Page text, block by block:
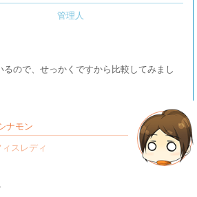
ので、せっかくですから比較してみまし
ナモン